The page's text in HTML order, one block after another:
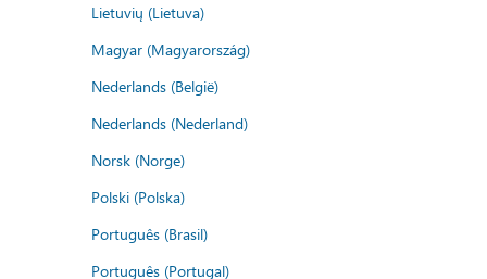
Lietuvių (Lietuva)
Magyar (Magyarország)
Nederlands (België)
Nederlands (Nederland)
Norsk (Norge)
Polski (Polska)
Português (Brasil)
Português (Portugal)